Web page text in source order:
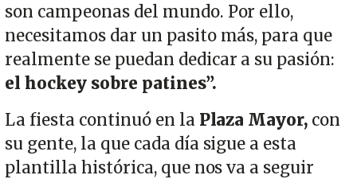
son campeonas del mundo. Por ello,
necesitamos dar un pasito más, para que
realmente se puedan dedicar a su pasión:
el hockey sobre patines”.
La fiesta continuó en la Plaza Mayor, con
su gente, la que cada día sigue a esta
plantilla histórica, que nos va a seguir